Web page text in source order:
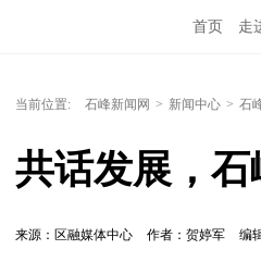
首页 走
当前位置: 石峰新闻网 > 新闻中心 > 石
共话发展，
来源：区融媒体中心 作者：贺婷军 编